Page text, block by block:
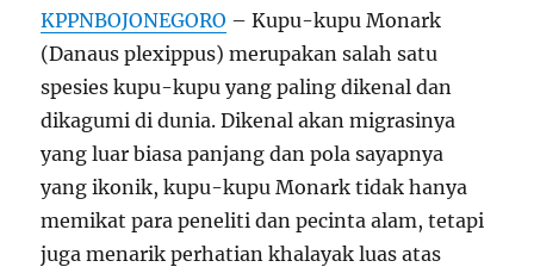
KPPNBOJONEGORO – Kupu-kupu Monark
(Danaus plexippus) merupakan salah satu
spesies kupu-kupu yang paling dikenal dan
dikagumi di dunia. Dikenal akan migrasinya
yang luar biasa panjang dan pola sayapnya
yang ikonik, kupu-kupu Monark tidak hanya
memikat para peneliti dan pecinta alam, tetapi
juga menarik perhatian khalayak luas atas